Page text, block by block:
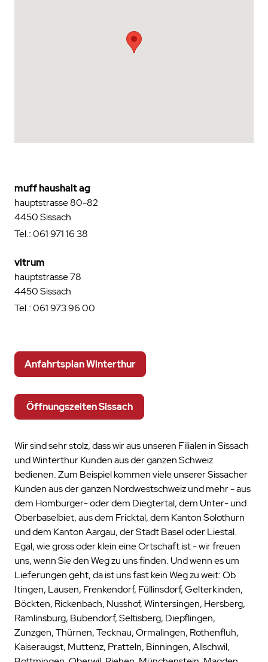
muff haushalt ag
hauptstrasse 80-82
4450 Sissach
Tel.: 061 971 16 38
vitrum
hauptstrasse 78
4450 Sissach
Tel.: 061 973 96 00
Anfahrtsplan Winterthur
Öffnungszeiten Sissach
Wir sind sehr stolz, dass wir aus unseren Filialen in Sissach
und Winterthur Kunden aus der ganzen Schweiz
bedienen. Zum Beispiel kommen viele unserer Sissacher
Kunden aus der ganzen Nordwestschweiz und mehr - aus
dem Homburger- oder dem Diegtertal, dem Unter- und
Oberbaselbiet, aus dem Fricktal, dem Kanton Solothurn
und dem Kanton Aargau, der Stadt Basel oder Liestal.
Egal, wie gross oder klein eine Ortschaft ist - wir freuen
uns, wenn Sie den Weg zu uns finden. Und wenn es um
Lieferungen geht, da ist uns fast kein Weg zu weit: Ob
Itingen, Lausen, Frenkendorf, Füllinsdorf, Gelterkinden,
Böckten, Rickenbach, Nusshof, Wintersingen, Hersberg,
Ramlinsburg, Bubendorf, Seltisberg, Diepflingen,
Zunzgen, Thürnen, Tecknau, Ormalingen, Rothenfluh,
Kaiseraugst, Muttenz, Pratteln, Binningen, Allschwil,